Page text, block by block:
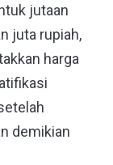
jutaan
juta rupiah,
harga
demikian